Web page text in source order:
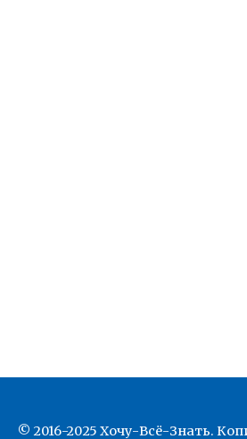
© 2016-2025 Хочу-Всё-Знать.